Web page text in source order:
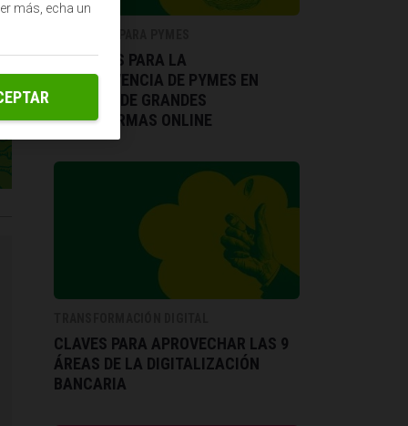
TÁCTICAS PARA LA
SUPERVIVENCIA DE PYMES EN
TIEMPOS DE GRANDES
PLATAFORMAS ONLINE
CLAVES PARA APROVECHAR LAS 9
ÁREAS DE LA DIGITALIZACIÓN
BANCARIA
más, echa un